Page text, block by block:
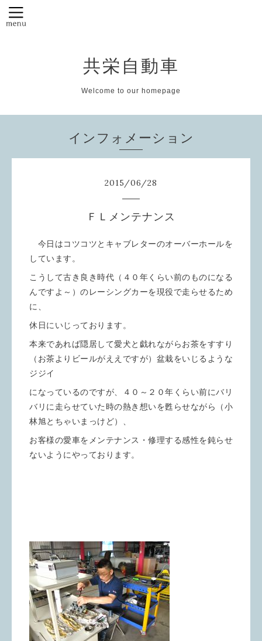
共栄自動車
Welcome to our homepage
インフォメーション
2015/06/28
ＦＬメンテナンス
今日はコツコツとキャブレターのオーバーホールを
しています。
こうして古き良き時代（４０年くらい前のものになる
んですよ～）のレーシングカーを現役で走らせるため
に、
休日にいじっております。
本来であれば隠居して愛犬と戯れながらお茶をすすり
（お茶よりビールがええですが）盆栽をいじるような
ジジイ
になっているのですが、４０～２０年くらい前にバリ
バリに走らせていた時の熱き想いを甦らせながら（小
林旭とちゃいまっけど）、
お客様の愛車をメンテナンス・修理する感性を鈍らせ
ないようにやっております。